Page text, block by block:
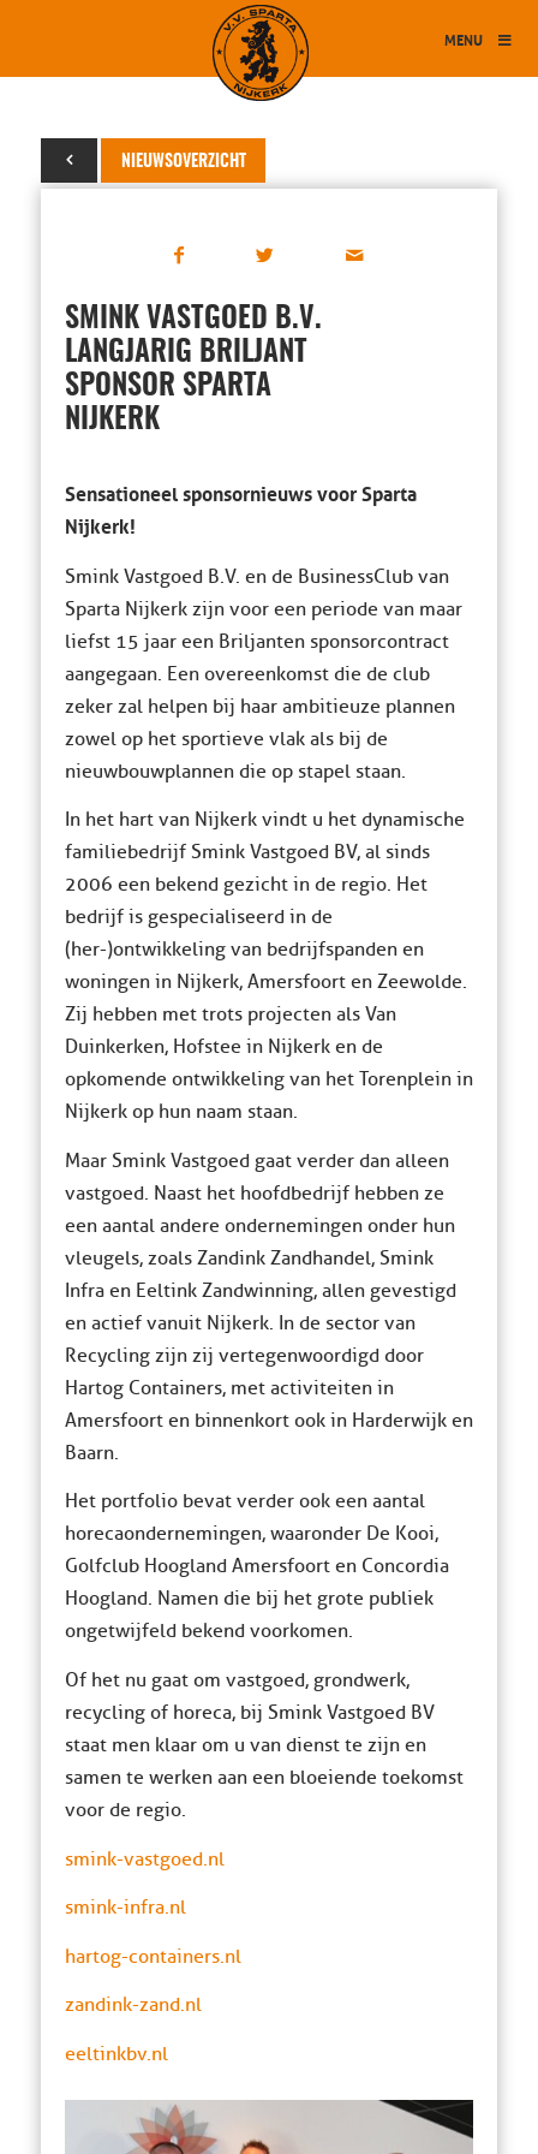
MENU
NIEUWSOVERZICHT
17 april 2024
SMINK VASTGOED B.V.
LANGJARIG BRILJANT
SPONSOR SPARTA
NIJKERK
Sensationeel sponsornieuws voor Sparta
Nijkerk!
Smink Vastgoed B.V. en de BusinessClub van
Sparta Nijkerk zijn voor een periode van maar
liefst 15 jaar een Briljanten sponsorcontract
aangegaan. Een overeenkomst die de club
zeker zal helpen bij haar ambitieuze plannen
zowel op het sportieve vlak als bij de
nieuwbouwplannen die op stapel staan.
In het hart van Nijkerk vindt u het dynamische
familiebedrijf Smink Vastgoed BV, al sinds
2006 een bekend gezicht in de regio. Het
bedrijf is gespecialiseerd in de
(her-)ontwikkeling van bedrijfspanden en
woningen in Nijkerk, Amersfoort en Zeewolde.
Zij hebben met trots projecten als Van
Duinkerken, Hofstee in Nijkerk en de
opkomende ontwikkeling van het Torenplein in
Nijkerk op hun naam staan.
Maar Smink Vastgoed gaat verder dan alleen
vastgoed. Naast het hoofdbedrijf hebben ze
een aantal andere ondernemingen onder hun
vleugels, zoals Zandink Zandhandel, Smink
Infra en Eeltink Zandwinning, allen gevestigd
en actief vanuit Nijkerk. In de sector van
Recycling zijn zij vertegenwoordigd door
Hartog Containers, met activiteiten in
Amersfoort en binnenkort ook in Harderwijk en
Baarn.
Het portfolio bevat verder ook een aantal
horecaondernemingen, waaronder De Kooi,
Golfclub Hoogland Amersfoort en Concordia
Hoogland. Namen die bij het grote publiek
ongetwijfeld bekend voorkomen.
Of het nu gaat om vastgoed, grondwerk,
recycling of horeca, bij Smink Vastgoed BV
staat men klaar om u van dienst te zijn en
samen te werken aan een bloeiende toekomst
voor de regio.
smink-vastgoed.nl
smink-infra.nl
hartog-containers.nl
zandink-zand.nl
eeltinkbv.nl